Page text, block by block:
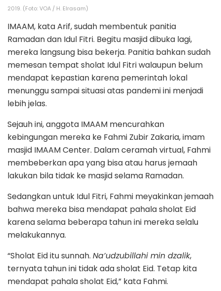
2019. (Foto: VOA / H. Elrasam)
IMAAM, kata Arif, sudah membentuk panitia
Ramadan dan Idul Fitri. Begitu masjid dibuka lagi,
mereka langsung bisa bekerja. Panitia bahkan sudah
memesan tempat sholat Idul Fitri walaupun belum
mendapat kepastian karena pemerintah lokal
menunggu sampai situasi atas pandemi ini menjadi
lebih jelas.
Sejauh ini, anggota IMAAM mencurahkan
kebingungan mereka ke Fahmi Zubir Zakaria, imam
masjid IMAAM Center. Dalam ceramah virtual, Fahmi
membeberkan apa yang bisa atau harus jemaah
lakukan bila tidak ke masjid selama Ramadan.
Sedangkan untuk Idul Fitri, Fahmi meyakinkan jemaah
bahwa mereka bisa mendapat pahala sholat Eid
karena selama beberapa tahun ini mereka selalu
melakukannya.
“Sholat Eid itu sunnah. Na’udzubillahi min dzalik,
ternyata tahun ini tidak ada sholat Eid. Tetap kita
mendapat pahala sholat Eid,” kata Fahmi.